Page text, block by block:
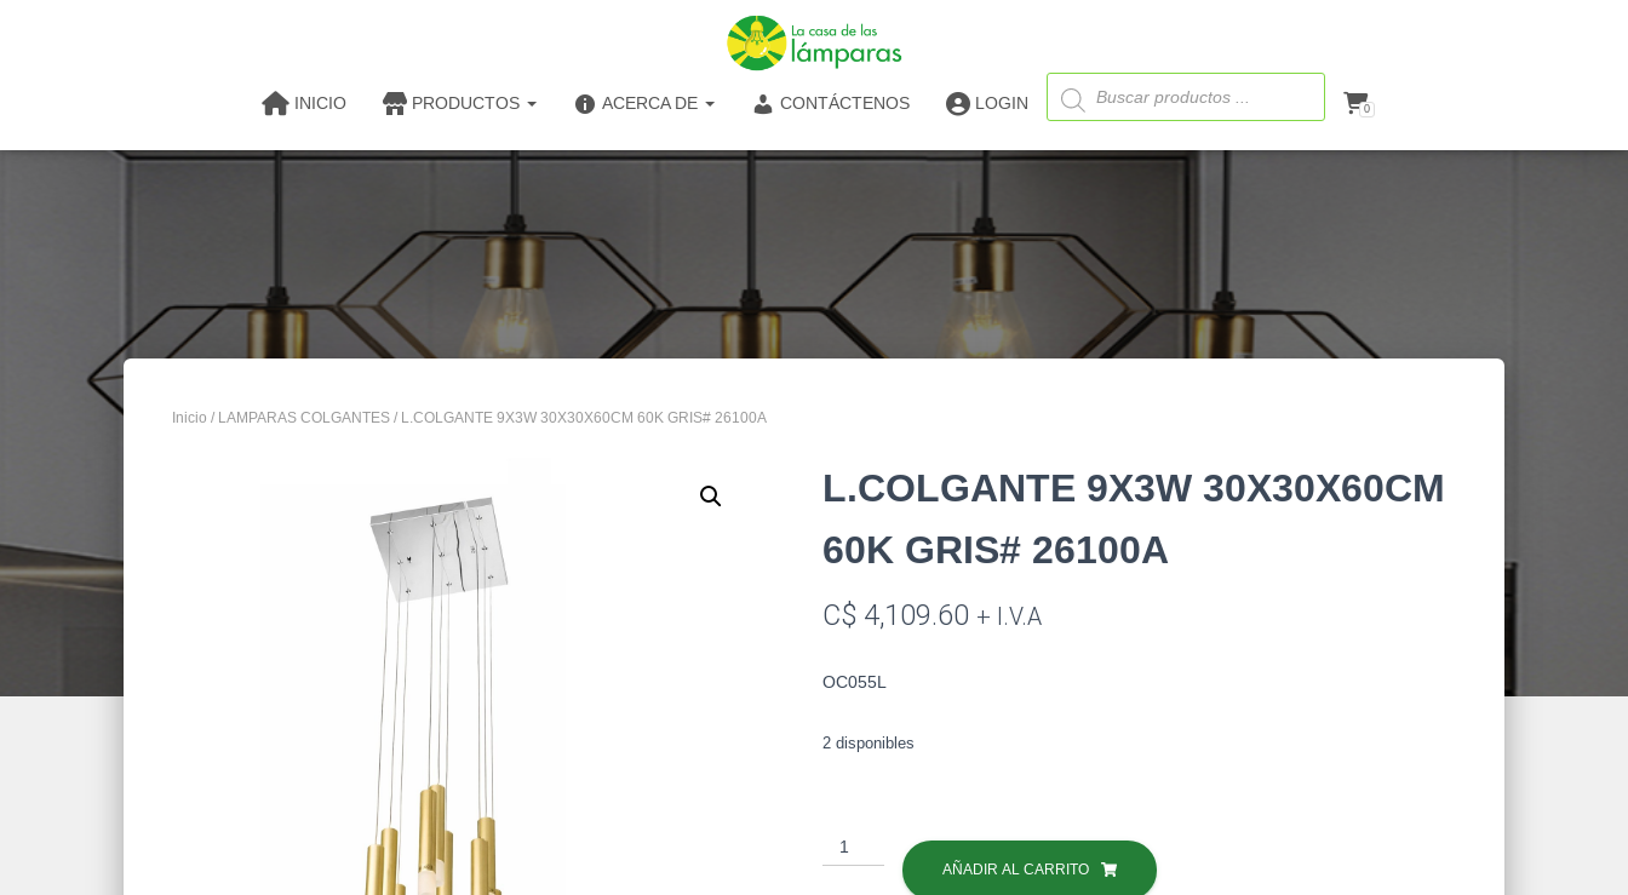
INICIO PRODUCTOS ACERCA DE CONTÁCTENOS LOGIN
Búsqueda
de
productos
0
Inicio / LAMPARAS COLGANTES / L.COLGANTE 9X3W 30X30X60CM 60K GRIS# 26100A
L.COLGANTE 9X3W 30X30X60CM
60K GRIS# 26100A
C$ 4,109.60 + I.V.A
OC055L
2 disponibles
L.COLGANTE
9X3W
AÑADIR AL CARRITO